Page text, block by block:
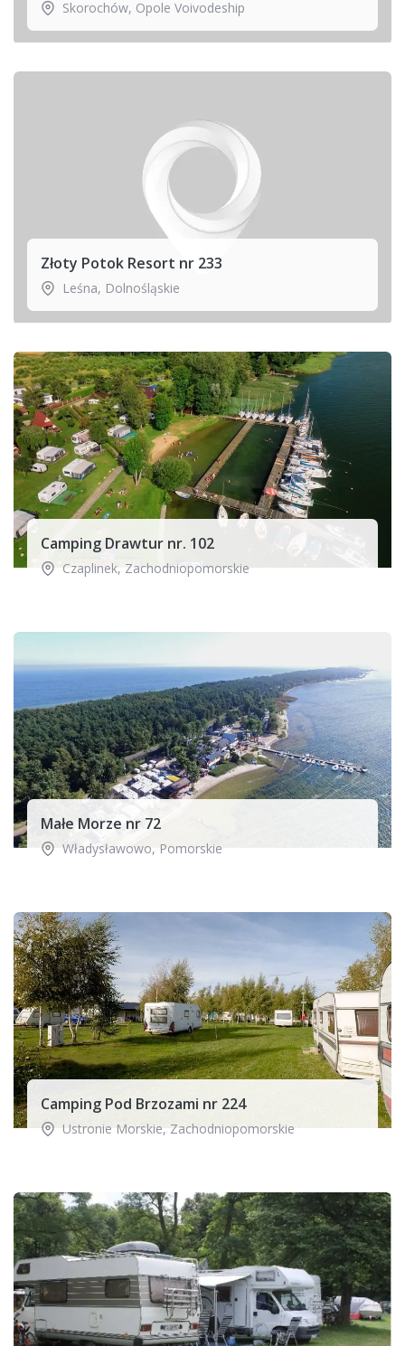
Skorochów, Opole Voivodeship
Złoty Potok Resort nr 233
Leśna, Dolnośląskie
Camping Drawtur nr. 102
Czaplinek, Zachodniopomorskie
Małe Morze nr 72
Władysławowo, Pomorskie
Camping Pod Brzozami nr 224
Ustronie Morskie,Zachodniopomorskie